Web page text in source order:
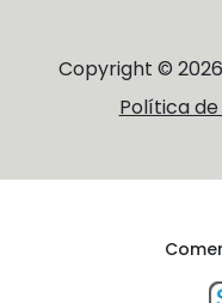
Copyright ©
Política